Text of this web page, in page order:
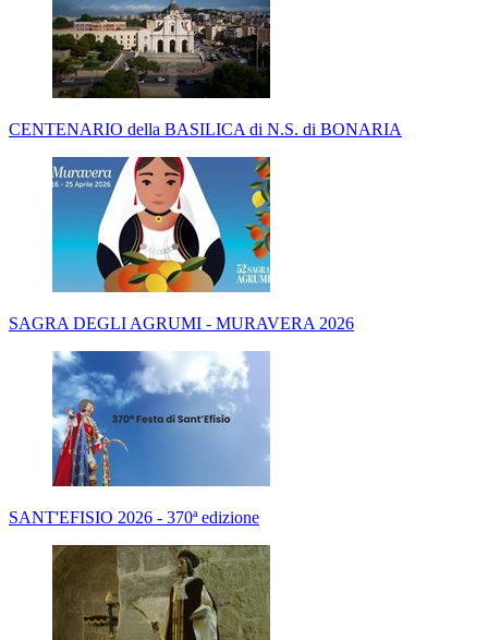
CENTENARIO della BASILICA di N.S. di BONARIA
SAGRA DEGLI AGRUMI - MURAVERA 2026
SANT'EFISIO 2026 - 370ª edizione